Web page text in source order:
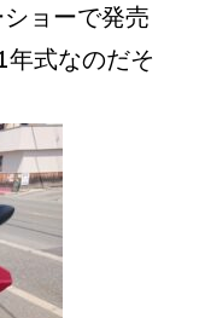
ョーで発売
式なのだそ